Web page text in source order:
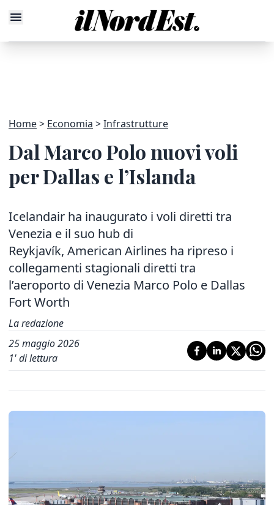
Home Economia Infrastrutture
Dal Marco Polo nuovi voli
per Dallas e l’Islanda
Icelandair ha inaugurato i voli diretti tra
Venezia e il suo hub di
Reykjavík, American Airlines ha ripreso i
collegamenti stagionali diretti tra
l’aeroporto di Venezia Marco Polo e Dallas
Fort Worth
La redazione
25 maggio 2026
1' di lettura